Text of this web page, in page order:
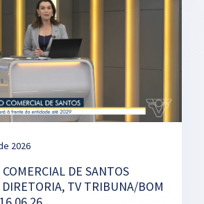
2026
DE SANTOS
DIRETORIA, TV TRIBUNA/BOM